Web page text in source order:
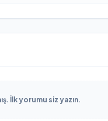
İlk yorumu siz yazın.